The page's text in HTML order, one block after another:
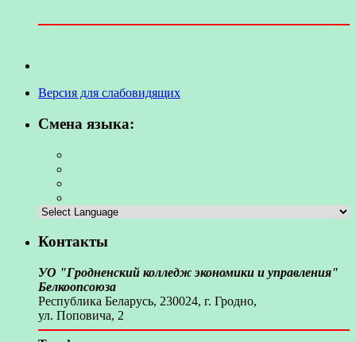
Версия для слабовидящих
Смена языка:
Контакты
УО "Гродненский колледж экономики и управления"
Белкоопсоюза
Республика Беларусь, 230024, г. Гродно,
ул. Поповича, 2